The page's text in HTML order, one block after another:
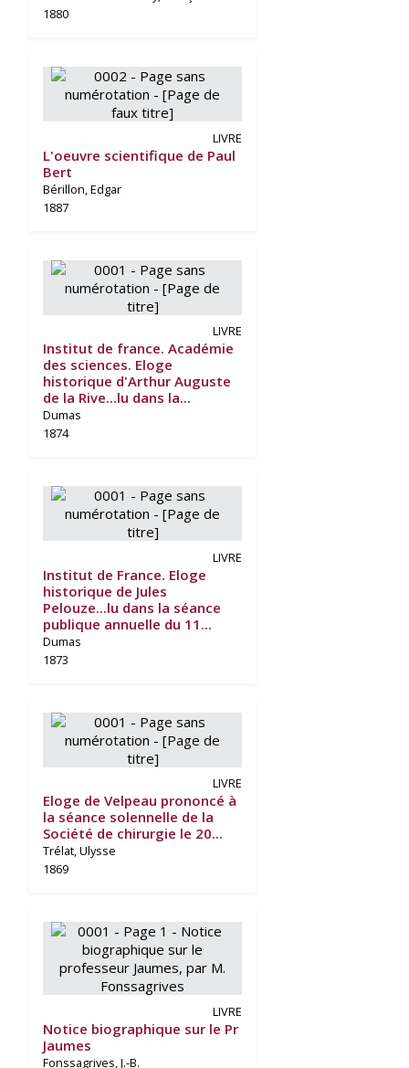
1880
LIVRE
L'oeuvre scientifique de Paul
Bert
Bérillon, Edgar
1887
LIVRE
Institut de france. Académie
des sciences. Eloge
historique d'Arthur Auguste
de la Rive...lu dans la...
Dumas
1874
LIVRE
Institut de France. Eloge
historique de Jules
Pelouze...lu dans la séance
publique annuelle du 11...
Dumas
1873
LIVRE
Eloge de Velpeau prononcé à
la séance solennelle de la
Société de chirurgie le 20...
Trélat, Ulysse
1869
LIVRE
Notice biographique sur le Pr
Jaumes
Fonssagrives, J.-B.